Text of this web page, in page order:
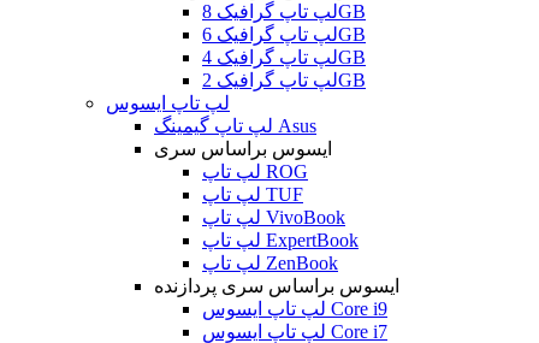
لپ تاپ گرافیک 8GB
لپ تاپ گرافیک 6GB
لپ تاپ گرافیک 4GB
لپ تاپ گرافیک 2GB
لپ تاپ ایسوس
لپ تاپ گیمینگ Asus
ایسوس براساس سری
لپ تاپ ROG
لپ تاپ TUF
لپ تاپ VivoBook
لپ تاپ ExpertBook
لپ تاپ ZenBook
ایسوس براساس سری پردازنده
لپ تاپ ایسوس Core i9
لپ تاپ ایسوس Core i7